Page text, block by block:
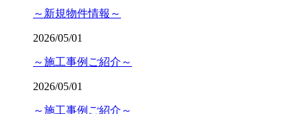
～新規物件情報～
2026/05/01
～施工事例ご紹介～
2026/05/01
～施工事例ご紹介～